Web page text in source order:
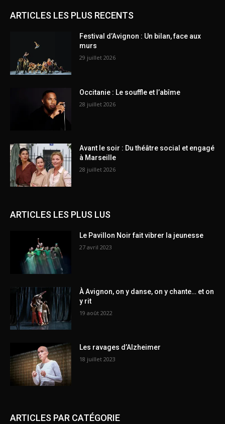
ARTICLES LES PLUS RECENTS
Festival d’Avignon : Un bilan, face aux
murs
29 juillet 2026
Occitanie : Le souffle et l’abîme
28 juillet 2026
Avant le soir : Du théâtre social et engagé
à Marseille
28 juillet 2026
ARTICLES LES PLUS LUS
Le Pavillon Noir fait vibrer la jeunesse
27 avril 2023
À Avignon, on y danse, on y chante… et on
y rit
19 août 2022
Les ravages d’Alzheimer
18 juillet 2023
ARTICLES PAR CATÉGORIE